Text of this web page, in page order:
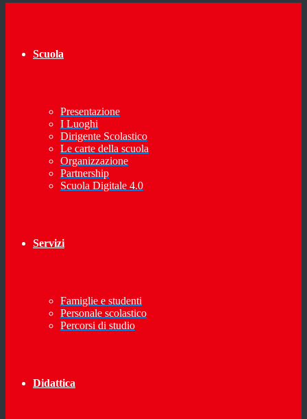
Scuola
Presentazione
I Luoghi
Dirigente Scolastico
Le carte della scuola
Organizzazione
Partnership
Scuola Digitale 4.0
Servizi
Famiglie e studenti
Personale scolastico
Percorsi di studio
Didattica